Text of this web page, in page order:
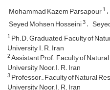
Mohammad Kazem Parsapour1
Seyed Mohsen Hosseini3
1Ph.D. Graduated, Faculty of
University, I. R. Iran
2Assistant Prof., Faculty of
University, Noor, I. R. Iran
3Professor., Faculty of Natural
University, Noor, I. R. Iran